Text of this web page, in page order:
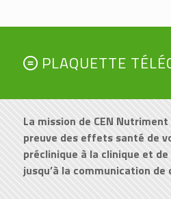
PLAQUETTE
La mission de CEN
preuve des effets santé de
préclinique à la clinique et
jusqu’à la communication